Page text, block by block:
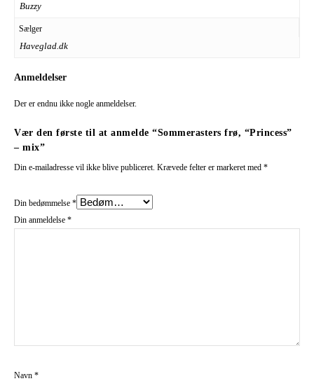
Buzzy
Sælger
Haveglad.dk
Anmeldelser
Der er endnu ikke nogle anmeldelser.
Vær den første til at anmelde “Sommerasters frø, “Princess”
– mix”
Din e-mailadresse vil ikke blive publiceret. Krævede felter er markeret med *
Din bedømmelse *
Din anmeldelse *
Navn *